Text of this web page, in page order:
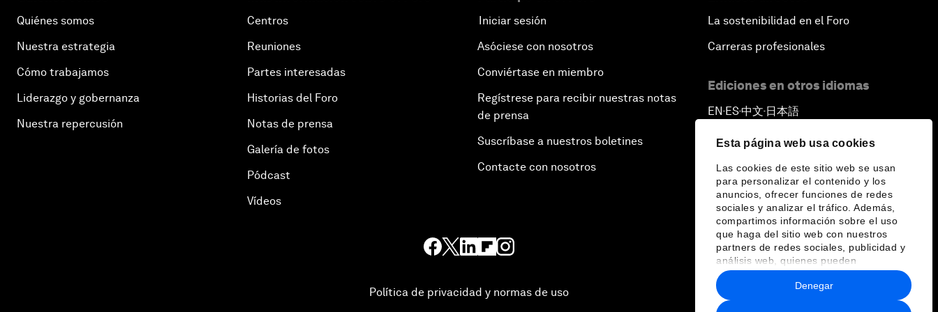
Esta página web usa cookies
Las cookies de este sitio web se usan
para personalizar el contenido y los
anuncios, ofrecer funciones de redes
sociales y analizar el tráfico. Además,
compartimos información sobre el uso
que haga del sitio web con nuestros
partners de redes sociales, publicidad y
análisis web, quienes pueden
combinarla con otra información que les
haya proporcionado o que hayan
recopilado a partir del uso que haya
Denegar
Quiénes somos
Nuestra estrategia
Cómo trabajamos
Liderazgo y gobernanza
Nuestra repercusión
Centros
Reuniones
Partes interesadas
Historias del Foro
Notas de prensa
Galería de fotos
Pódcast
Vídeos
Iniciar sesión
Asóciese con nosotros
Conviértase en miembro
Regístrese para recibir nuestras notas
de prensa
Suscríbase a nuestros boletines
Contacte con nosotros
La sostenibilidad en el Foro
Carreras profesionales
Ediciones en otros idiomas
EN ▪ ES▪中文▪ 日本語
Política de privacidad y normas de uso